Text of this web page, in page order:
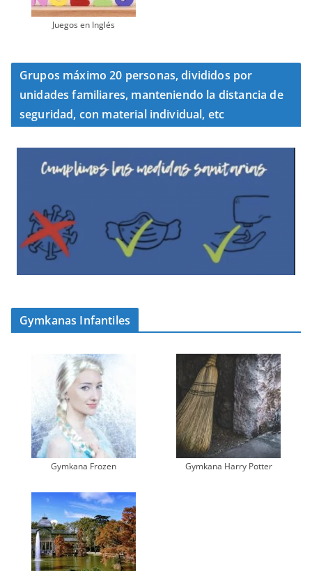
Juegos en Inglés
Grupos máximo 20 personas, divididos por
unidades familiares, manteniendo la distancia de
seguridad, con material individual, etc
Gymkanas Infantiles
Gymkana Frozen Gymkana Harry Potter